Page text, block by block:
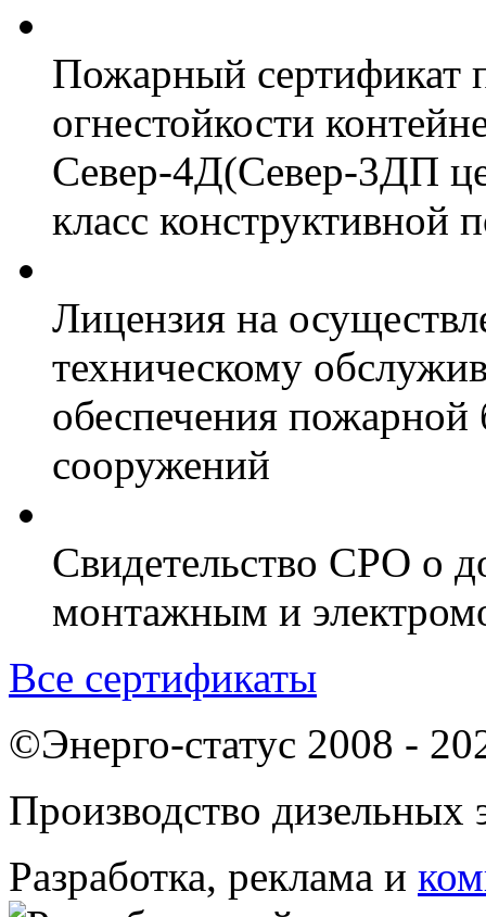
Пожарный сертификат
огнестойкости
Север-4Д(Север-3ДП
класс конструктивной
Лицензия на
техническому
обеспечения пожарной
сооружений
Свидетельство СРО о
монтажным и
Все сертификаты
©Энерго-статус 2008 -
Производство дизельных
Разработка, реклама и